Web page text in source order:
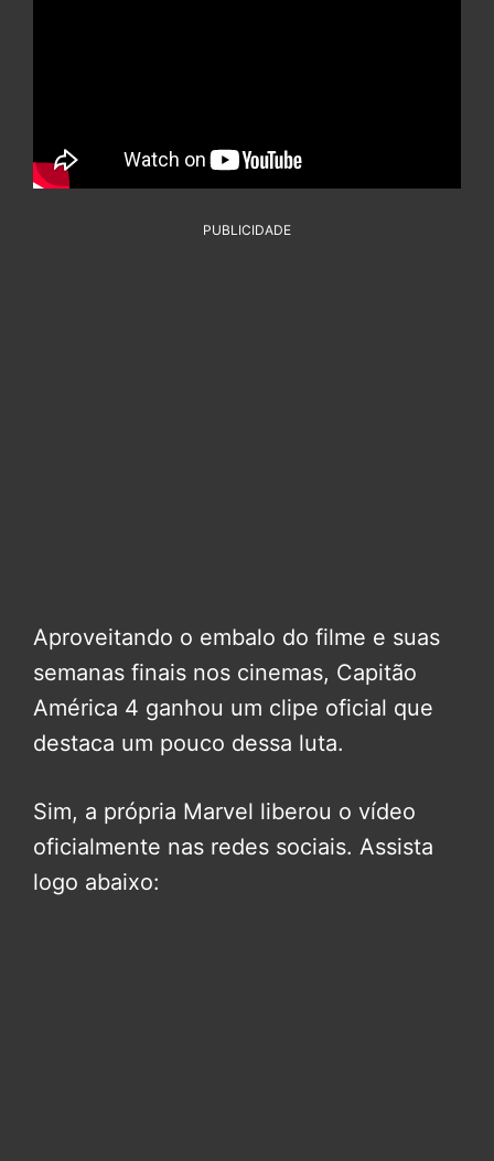
PUBLICIDADE
Aproveitando o embalo do filme e suas
semanas finais nos cinemas, Capitão
América 4 ganhou um clipe oficial que
destaca um pouco dessa luta.
Sim, a própria Marvel liberou o vídeo
oficialmente nas redes sociais. Assista
logo abaixo: